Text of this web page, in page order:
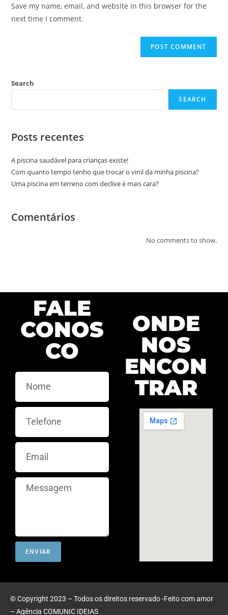
Save my name, email, and website in this browser for the
next time I comment.
Search
SEARCH
Posts recentes
A piscina saudável para crianças existe!
Com quanto tempo tenho que trocar o vinil da minha piscina?
Uma piscina em terreno com declive é mais cara?
Comentários
No comments to show.
FALE
CONOS
CO
ENVIAR
ONDE
NOS
ENCON
TRAR
© Copyright 2023 – Todos os direitos reservado -Feito com amor
– Agência COMUNIC IDEIAS